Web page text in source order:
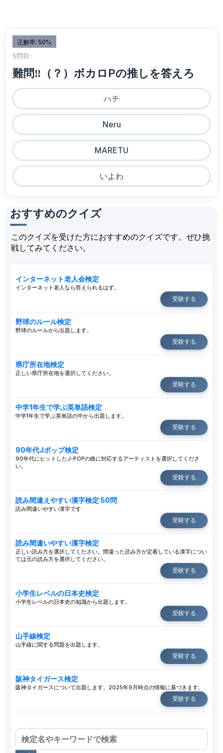
正解率: 50%
5問目:
難問‼️（？）ボカロPの推しを答えろ
ハチ
Neru
MARETU
いよわ
おすすめのクイズ
このクイズを受けた方におすすめのクイズです。ぜひ挑
戦してみてください。
インターネット老人会検定
インターネット老人なら答えられるはず。
受験する
野球のルール検定
野球のルールから出題します。
受験する
県庁所在地検定
正しい県庁所在地を選択してください。
受験する
中学1年生で学ぶ英単語検定
中学1年生で学ぶ英単語の中から出題します。
受験する
90年代Jポップ検定
90年代にヒットしたJ-POPの曲に対応するアーティストを選択してくださ
い。
受験する
読み間違えやすい漢字検定 50問
読み間違いやすい漢字です
受験する
読み間違いやすい漢字検定
正しい読み方を選択してください。間違った読み方が定着している漢字につい
ては元の読み方を選択してください。
受験する
小学生レベルの日本史検定
小学生レベルの日本史の知識から出題します。
受験する
山手線検定
山手線に関する問題を出題します。
受験する
阪神タイガース検定
阪神タイガースについて出題します。2025年9月時点の情報に基づきます。
受験する